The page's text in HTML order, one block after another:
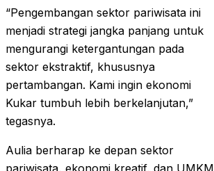
“Pengembangan sektor pariwisata ini
menjadi strategi jangka panjang untuk
mengurangi ketergantungan pada
sektor ekstraktif, khususnya
pertambangan. Kami ingin ekonomi
Kukar tumbuh lebih berkelanjutan,”
tegasnya.
Aulia berharap ke depan sektor